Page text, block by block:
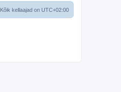
Kõik kellaajad on UTC+02:00